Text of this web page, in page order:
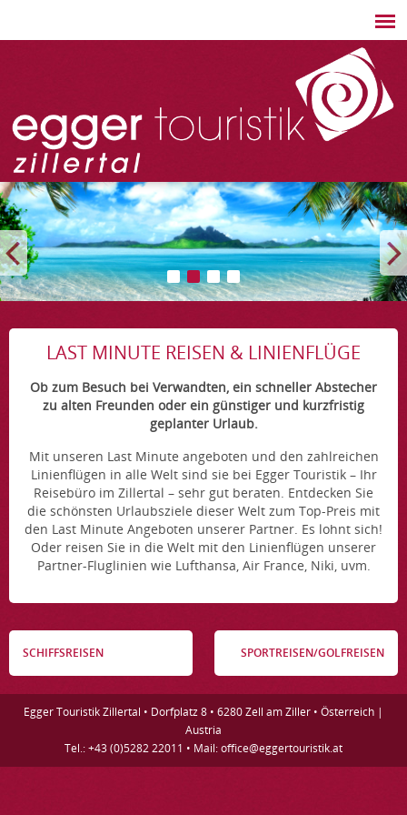
LAST MINUTE REISEN & LINIENFLÜGE
Ob zum Besuch bei Verwandten, ein schneller Abstecher
zu alten Freunden oder ein günstiger und kurzfristig
geplanter Urlaub.
Mit unseren Last Minute angeboten und den zahlreichen
Linienflügen in alle Welt sind sie bei Egger Touristik – Ihr
Reisebüro im Zillertal – sehr gut beraten. Entdecken Sie
die schönsten Urlaubsziele dieser Welt zum Top-Preis mit
den Last Minute Angeboten unserer Partner. Es lohnt sich!
Oder reisen Sie in die Welt mit den Linienflügen unserer
Partner-Fluglinien wie Lufthansa, Air France, Niki, uvm.
SCHIFFSREISEN SPORTREISEN/GOLFREISEN
Egger Touristik Zillertal • Dorfplatz 8 • 6280 Zell am Ziller • Österreich |
Austria
Tel.: +43 (0)5282 22011 • Mail: office@eggertouristik.at